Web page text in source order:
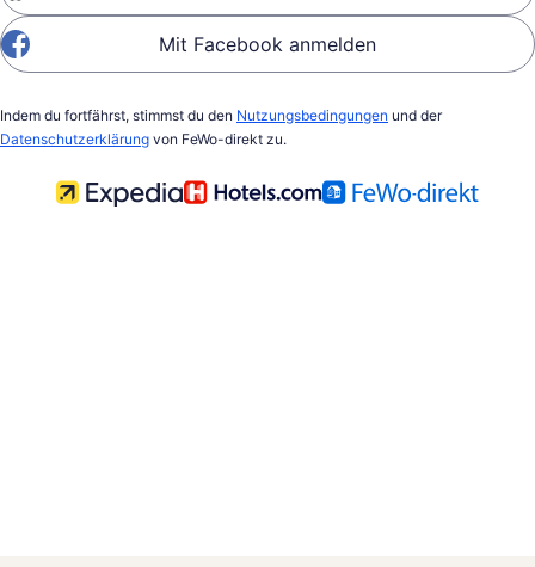
Mit Facebook anmelden
Indem du fortfährst, stimmst du den Nutzungsbedingungen und der
Datenschutzerklärung von FeWo-direkt zu.